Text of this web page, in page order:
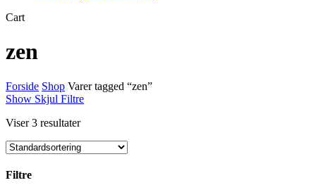
CartClose
zen
Forside Shop Varer tagged “zen”
Show Skjul Filtre
Viser 3 resultater
Filtre